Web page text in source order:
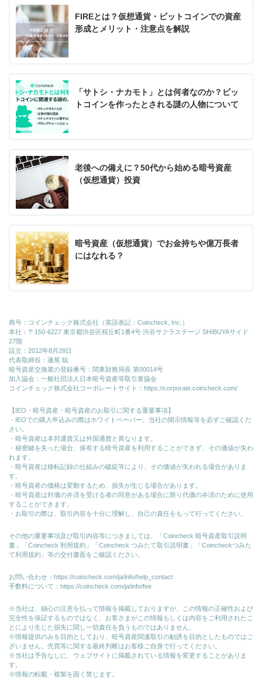
FIREとは？仮想通貨・ビットコインでの資産
形成とメリット・注意点を解説
「サトシ・ナカモト」とは何者なのか？ビッ
トコインを作ったとされる謎の人物について
老後への備えに？50代から始める暗号資産
（仮想通貨）投資
暗号資産（仮想通貨）でお金持ちや億万長者
にはなれる？
商号：コインチェック株式会社（英語表記：Coincheck, Inc.）
本社：〒150-6227 東京都渋谷区桜丘町1番4号 渋谷サクラステージ SHIBUYAサイド
27階
設立：2012年8月28日
代表取締役：蓮尾 聡
暗号資産交換業の登録番号：関東財務局長 第00014号
加入協会：一般社団法人日本暗号資産等取引業協会
コインチェック株式会社コーポレートサイト： https://corporate.coincheck.com/
【IEO・暗号資産・暗号資産のお取引に関する重要事項】
・IEOでの購入申込みの際はホワイトペーパー、当社の開示情報等を必ずご確認くだ
さい。
・暗号資産は本邦通貨又は外国通貨と異なります。
・秘密鍵を失った場合、保有する暗号資産を利用することができず、その価値が失わ
れます。
・暗号資産は移転記録の仕組みの破綻等により、その価値が失われる場合がありま
す。
・暗号資産の価格は変動するため、損失が生じる場合があります。
・暗号資産は対価の弁済を受ける者の同意がある場合に限り代価の弁済のために使⽤
することができます。
・お取引の際は、取引内容を十分に理解し、自己の責任をもって行ってください。
その他の重要事項及び取引内容等につきましては、「Coincheck 暗号資産取引説明
書」「Coincheck 利用規約」「Coincheck つみたて取引説明書」「Coincheckつみた
て利用規約」等の交付書面をご確認ください。
お問い合わせ： https://coincheck.com/ja/info/help_contact
手数料について： https://coincheck.com/ja/info/fee
※当社は、細心の注意を払って情報を掲載しておりますが、この情報の正確性および
完全性を保証するものではなく、お客さまがこの情報もしくは内容をご利用されたこ
とにより生じた損失に関し一切責任を負うものではありません。
※情報提供のみを目的としており、暗号資産関連取引の勧誘を目的としたものではご
ざいません。売買等に関する最終判断はお客様ご自身で行ってください。
※当社は予告なしに、ウェブサイトに掲載されている情報を変更することがありま
す。
※情報の転載・複製を固く禁じます。